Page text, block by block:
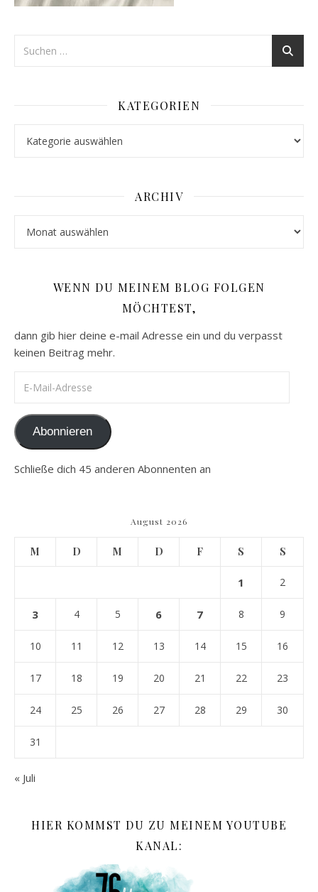
KATEGORIEN
ARCHIV
WENN DU MEINEM BLOG FOLGEN
MÖCHTEST,
dann gib hier deine e-mail Adresse ein und du verpasst
keinen Beitrag mehr.
Abonnieren
Schließe dich 45 anderen Abonnenten an
August 2026
M D M D F S S
1 2
3 4 5 6 7 8 9
10 11 12 13 14 15 16
17 18 19 20 21 22 23
24 25 26 27 28 29 30
31
« Juli
HIER KOMMST DU ZU MEINEM YOUTUBE
KANAL: